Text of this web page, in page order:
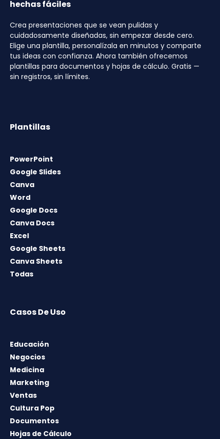
hechas fáciles
Crea presentaciones que se vean pulidas y
cuidadosamente diseñadas, sin empezar desde cero.
Elige una plantilla, personalízala en minutos y comparte
tus ideas con confianza. Ahora también ofrecemos
plantillas para documentos y hojas de cálculo. Gratis —
sin registros, sin límites.
Plantillas
PowerPoint
Google Slides
Canva
Word
Google Docs
Canva Docs
Excel
Google Sheets
Canva Sheets
Todas
Casos De Uso
Educación
Negocios
Medicina
Marketing
Ventas
Cultura Pop
Documentos
Hojas de Cálculo